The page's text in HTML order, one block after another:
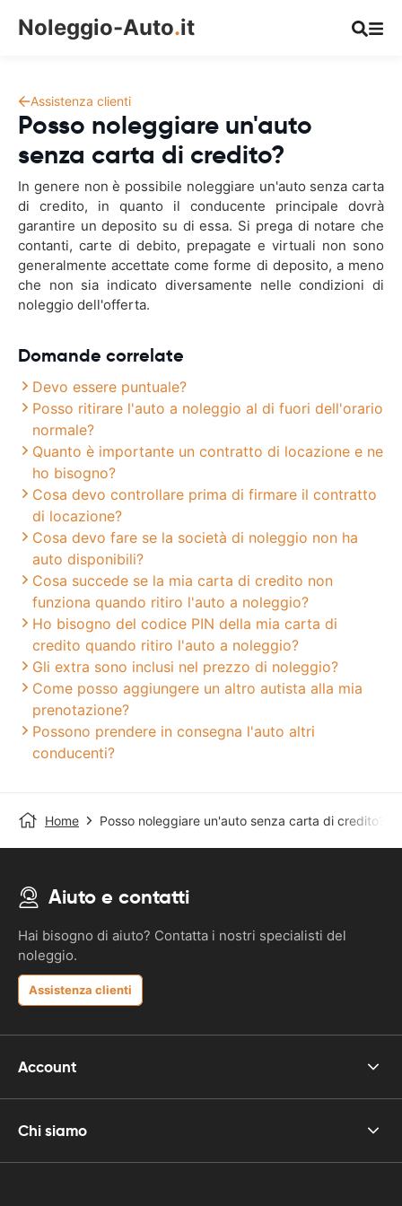
Noleggio-Auto.it
Assistenza clienti
Posso noleggiare un'auto
senza carta di credito?
In genere non è possibile noleggiare un'auto senza carta
di credito, in quanto il conducente principale dovrà
garantire un deposito su di essa. Si prega di notare che
contanti, carte di debito, prepagate e virtuali non sono
generalmente accettate come forme di deposito, a meno
che non sia indicato diversamente nelle condizioni di
noleggio dell'offerta.
Domande correlate
Devo essere puntuale?
Posso ritirare l'auto a noleggio al di fuori dell'orario
normale?
Quanto è importante un contratto di locazione e ne
ho bisogno?
Cosa devo controllare prima di firmare il contratto
di locazione?
Cosa devo fare se la società di noleggio non ha
auto disponibili?
Cosa succede se la mia carta di credito non
funziona quando ritiro l'auto a noleggio?
Ho bisogno del codice PIN della mia carta di
credito quando ritiro l'auto a noleggio?
Gli extra sono inclusi nel prezzo di noleggio?
Come posso aggiungere un altro autista alla mia
prenotazione?
Possono prendere in consegna l'auto altri
conducenti?
Home Posso noleggiare un'auto senza carta di credito?
Aiuto e contatti
Hai bisogno di aiuto? Contatta i nostri specialisti del
noleggio.
Assistenza clienti
Account
Chi siamo